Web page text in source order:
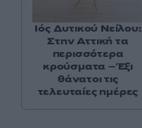
Ιός Δυτικού Νείλου:
Στην Αττική τα
περισσότερα
κρούσματα – Έξι
θάνατοι τις
τελευταίες ημέρες